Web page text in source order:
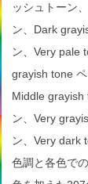
ッシュトーン
ン、Dark
ン、Very pale
grayish tone ペ
Middle grayish
ン、Very
ン、Very dark
色調と各色で